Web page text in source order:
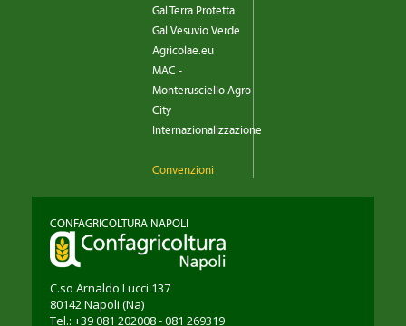
Gal Terra Protetta
Gal Vesuvio Verde
Agricolae.eu
MAC -
Monterusciello Agro
City
Internazionalizzazione
Convenzioni
CONFAGRICOLTURA NAPOLI
C.so Arnaldo Lucci 137
80142Napoli (Na)
Tel.: +39 081 202008 - 081 269319